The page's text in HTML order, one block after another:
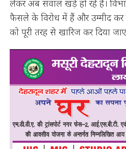
लेकर अब सवाल खड़े हो रहे हैं।
फैसले के विरोध में हैं और उम्मीद कर
को पूरी तरह से खारिज कर दिया